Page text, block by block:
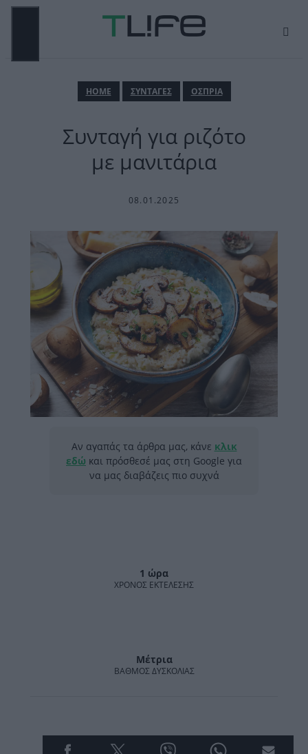
Μετάβαση
ΗΟΜΕ ΣΥΝΤΑΓΕΣ ΟΣΠΡΙΑ
Συνταγή για ριζότο
με μανιτάρια
08.01.2025
Αν αγαπάς τα άρθρα μας, κάνε κλικ
εδώ και πρόσθεσέ μας στη Google για
να μας διαβάζεις πιο συχνά
1 ώρα
ΧΡΌΝΟΣ ΕΚΤΈΛΕΣΗΣ
Μέτρια
ΒΑΘΜΌΣ ΔΥΣΚΟΛΊΑΣ